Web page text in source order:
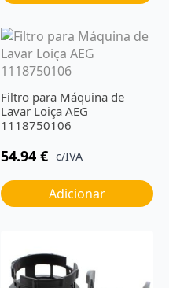
Filtro para Máquina de
Lavar Loiça AEG
1118750106
54.94 € c/IVA
Adicionar